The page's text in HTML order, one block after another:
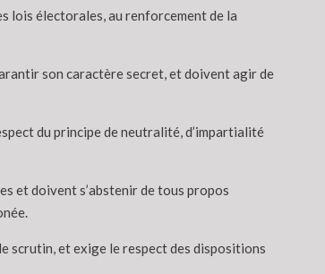
lois électorales, au renforcement de la
son caractère secret, et doivent agir de
du principe de neutralité, d’impartialité
et doivent s’abstenir de tous propos
scrutin, et exige le respect des dispositions